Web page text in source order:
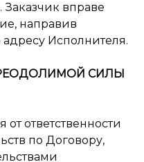
вправе
направив
Исполнителя.
СИЛЫ
от ответственности
по Договору,